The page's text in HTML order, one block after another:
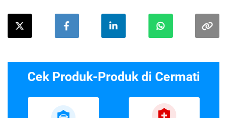
Cek Produk-Produk di Cermati